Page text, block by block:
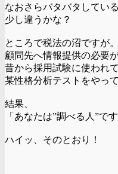
なおさらバタバタしてい
少し違うかな？
ところで税法の沼ですが。
顧問先へ情報提供の必要
昔から採用試験に使われ
某性格分析テストをやっ
結果、
「あなたは”調べる人”です
ハイッ、そのとおり！